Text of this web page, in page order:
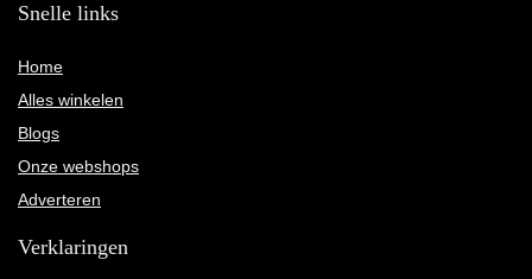
Snelle links
Home
Alles winkelen
Blogs
Onze webshops
Adverteren
Verklaringen